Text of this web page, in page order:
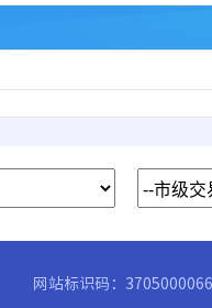
网站标识码：3705000066